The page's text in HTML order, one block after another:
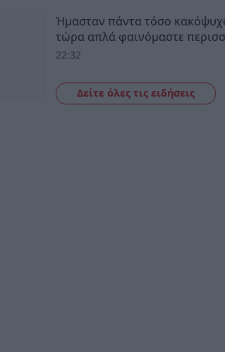
Ήμασταν πάντα τόσο
τώρα απλά φαινόμαστε
22:32
Δείτε όλες τις ειδήσεις